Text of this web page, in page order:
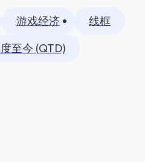
游戏经济
线框
至今 (QTD)